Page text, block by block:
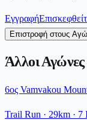
Εγγραφή
Επιστροφή στους
Άλλοι
6ος Vamvakou
Trail Run · 29km · 7